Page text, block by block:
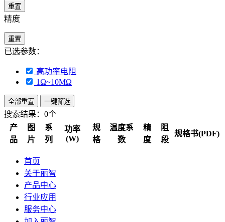
重置
精度
重置
已选参数：
高功率电阻
1Ω~10MΩ
全部重置 一键筛选
搜索结果： 0个
产
品
图
片
系
列
功率
(W)
规
格
温度系
数
精
度
阻
段
规格书(PDF)
首页
关于丽智
产品中心
行业应用
服务中心